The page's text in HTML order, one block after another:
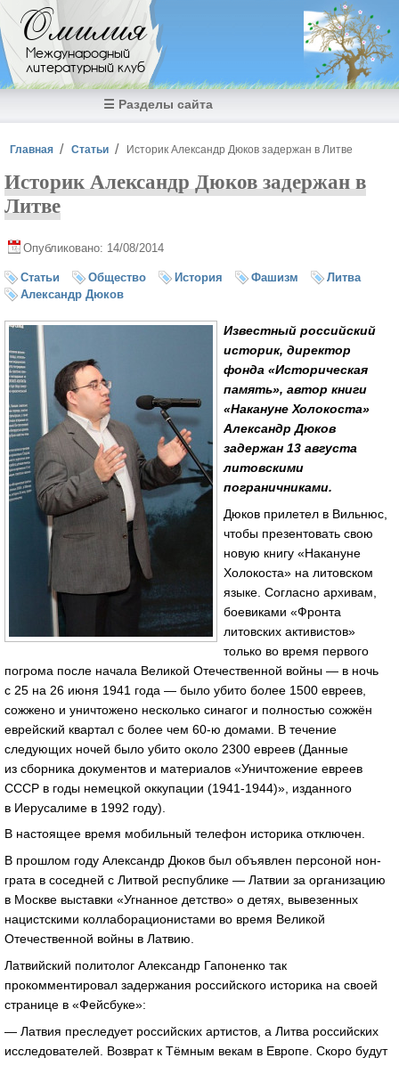
Перейти к основному содержанию
Омилия
Международный
литературный клуб
☰ Разделы сайта
Вы здесь
Главная Статьи Историк Александр Дюков задержан в Литве
Историк Александр Дюков задержан в
Литве
Опубликовано: 14/08/2014
Статьи Общество История Фашизм
Литва
Александр Дюков
Известный российский
историк, директор
фонда «Историческая
память», автор книги
«Накануне Холокоста»
Александр Дюков
задержан 13 августа
литовскими
пограничниками.
Дюков прилетел в Вильнюс,
чтобы презентовать свою
новую книгу «Накануне
Холокоста» на литовском
языке. Согласно архивам,
боевиками «Фронта
литовских активистов»
только во время первого
погрома после начала Великой Отечественной войны — в ночь
с 25 на 26 июня 1941 года — было убито более 1500 евреев,
сожжено и уничтожено несколько синагог и полностью сожжён
еврейский квартал с более чем 60-ю домами. В течение
следующих ночей было убито около 2300 евреев (Данные
из сборника документов и материалов «Уничтожение евреев
СССР в годы немецкой оккупации (1941-1944)», изданного
в Иерусалиме в 1992 году).
В настоящее время мобильный телефон историка отключен.
В прошлом году Александр Дюков был объявлен персоной нон-
грата в соседней с Литвой республике — Латвии за организацию
в Москве выставки «Угнанное детство» о детях, вывезенных
нацистскими коллаборационистами во время Великой
Отечественной войны в Латвию.
Латвийский политолог Александр Гапоненко так
прокомментировал задержания российского историка на своей
странице в «Фейсбуке»:
— Латвия преследует российских артистов, а Литва российских
исследователей. Возврат к Тёмным векам в Европе. Скоро будут